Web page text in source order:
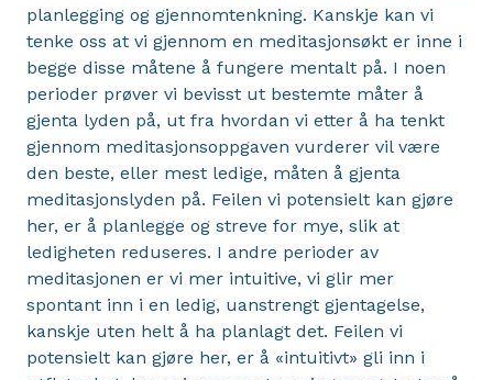
planlegging og gjennomtenkning. Kanskje kan vi
tenke oss at vi gjennom en meditasjonsøkt er inne i
begge disse måtene å fungere mentalt på. I noen
perioder prøver vi bevisst ut bestemte måter å
gjenta lyden på, ut fra hvordan vi etter å ha tenkt
gjennom meditasjonsoppgaven vurderer vil være
den beste, eller mest ledige, måten å gjenta
meditasjonslyden på. Feilen vi potensielt kan gjøre
her, er å planlegge og streve for mye, slik at
ledigheten reduseres. I andre perioder av
meditasjonen er vi mer intuitive, vi glir mer
spontant inn i en ledig, uanstrengt gjentagelse,
kanskje uten helt å ha planlagt det. Feilen vi
potensielt kan gjøre her, er å «intuitivt» gli inn i